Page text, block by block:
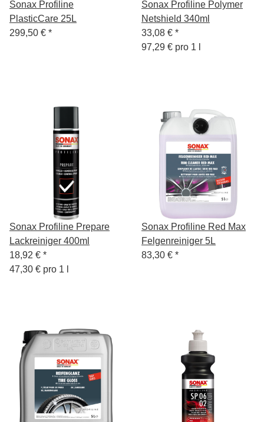
Sonax Profiline
PlasticCare 25L
299,50 € *
Sonax Profiline Polymer
Netshield 340ml
33,08 € *
97,29 € pro 1 l
Sonax Profiline Prepare
Lackreiniger 400ml
18,92 € *
47,30 € pro 1 l
Sonax Profiline Red Max
Felgenreiniger 5L
83,30 € *